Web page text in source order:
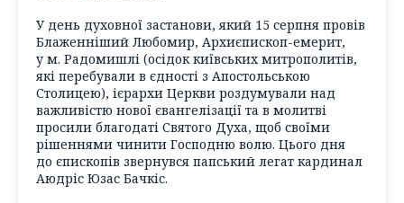
У день духовної застанови, який 15 серпня провів
Блаженніший Любомир, Архиєпископ-емерит,
у м. Радомишлі (осідок київських митрополитів,
які перебували в єдності з Апостольською
Столицею), ієрархи Церкви роздумували над
важливістю нової євангелізації та в молитві
просили благодаті Святого Духа, щоб своїми
рішеннями чинити Господню волю. Цього дня
до єпископів звернувся папський легат кардинал
Аюдріс Юзас Бачкіс.